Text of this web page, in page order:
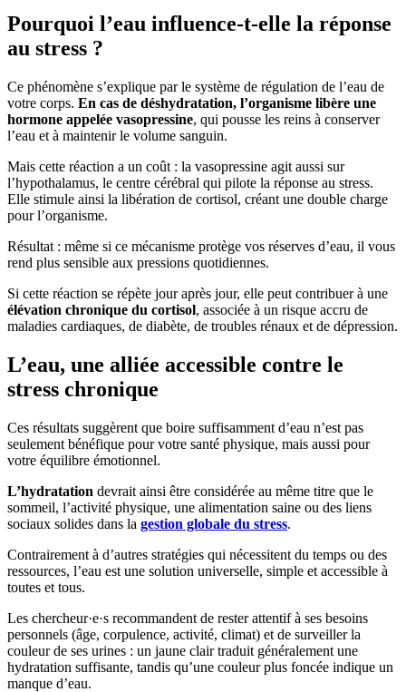
Pourquoi l’eau influence-t-elle la réponse
au stress ?
Ce phénomène s’explique par le système de régulation de l’eau de
votre corps. En cas de déshydratation, l’organisme libère une
hormone appelée vasopressine, qui pousse les reins à conserver
l’eau et à maintenir le volume sanguin.
Mais cette réaction a un coût : la vasopressine agit aussi sur
l’hypothalamus, le centre cérébral qui pilote la réponse au stress.
Elle stimule ainsi la libération de cortisol, créant une double charge
pour l’organisme.
Résultat : même si ce mécanisme protège vos réserves d’eau, il vous
rend plus sensible aux pressions quotidiennes.
Si cette réaction se répète jour après jour, elle peut contribuer à une
élévation chronique du cortisol, associée à un risque accru de
maladies cardiaques, de diabète, de troubles rénaux et de dépression.
L’eau, une alliée accessible contre le
stress chronique
Ces résultats suggèrent que boire suffisamment d’eau n’est pas
seulement bénéfique pour votre santé physique, mais aussi pour
votre équilibre émotionnel.
L’hydratation devrait ainsi être considérée au même titre que le
sommeil, l’activité physique, une alimentation saine ou des liens
sociaux solides dans la gestion globale du stress.
Contrairement à d’autres stratégies qui nécessitent du temps ou des
ressources, l’eau est une solution universelle, simple et accessible à
toutes et tous.
Les chercheur·e·s recommandent de rester attentif à ses besoins
personnels (âge, corpulence, activité, climat) et de surveiller la
couleur de ses urines : un jaune clair traduit généralement une
hydratation suffisante, tandis qu’une couleur plus foncée indique un
manque d’eau.